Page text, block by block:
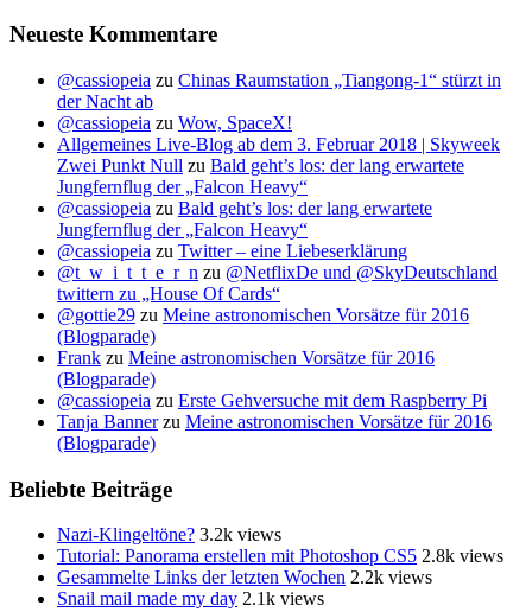
Neueste Kommentare
@cassiopeia zu Chinas Raumstation „Tiangong-1“ stürzt in
der Nacht ab
@cassiopeia zu Wow, SpaceX!
Allgemeines Live-Blog ab dem 3. Februar 2018 | Skyweek
Zwei Punkt Null zu Bald geht’s los: der lang erwartete
Jungfernflug der „Falcon Heavy“
@cassiopeia zu Bald geht’s los: der lang erwartete
Jungfernflug der „Falcon Heavy“
@cassiopeia zu Twitter – eine Liebeserklärung
@t_w_i_t_t_e_r_n zu @NetflixDe und @SkyDeutschland
twittern zu „House Of Cards“
@gottie29 zu Meine astronomischen Vorsätze für 2016
(Blogparade)
Frank zu Meine astronomischen Vorsätze für 2016
(Blogparade)
@cassiopeia zu Erste Gehversuche mit dem Raspberry Pi
Tanja Bannerzu Meine astronomischen Vorsätze für 2016
(Blogparade)
Beliebte Beiträge
Nazi-Klingeltöne? 3.2k views
Tutorial: Panorama erstellen mit Photoshop CS5 2.8k views
Gesammelte Links der letzten Wochen 2.2k views
Snail mail made my day 2.1k views